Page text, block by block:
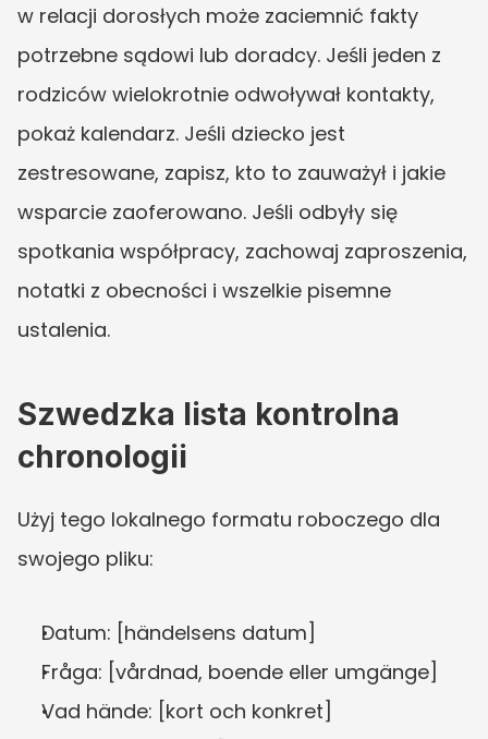
w relacji dorosłych może zaciemnić fakty
potrzebne sądowi lub doradcy. Jeśli jeden z
rodziców wielokrotnie odwoływał kontakty,
pokaż kalendarz. Jeśli dziecko jest
zestresowane, zapisz, kto to zauważył i jakie
wsparcie zaoferowano. Jeśli odbyły się
spotkania współpracy, zachowaj zaproszenia,
notatki z obecności i wszelkie pisemne
ustalenia.
Szwedzka lista kontrolna
chronologii
Użyj tego lokalnego formatu roboczego dla
swojego pliku:
Datum: [händelsens datum]
Fråga: [vårdnad, boende eller umgänge]
Vad hände: [kort och konkret]